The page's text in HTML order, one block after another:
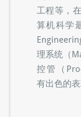
点，举凡
工程等，
算机科学
理系统（
控管（